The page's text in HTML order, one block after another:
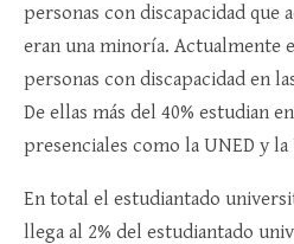
personas con discapacidad que
eran una minoría. Actualmente
personas con discapacidad en
De ellas más del 40% estudian
presenciales como la UNED y la
En total el estudiantado
llega al 2% del estudiantado